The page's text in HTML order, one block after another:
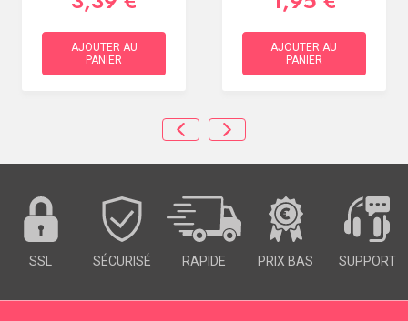
AJOUTER AU
PANIER
AJOUTER AU
PANIER
SSL SÉCURISÉ RAPIDE PRIX BAS SUPPORT